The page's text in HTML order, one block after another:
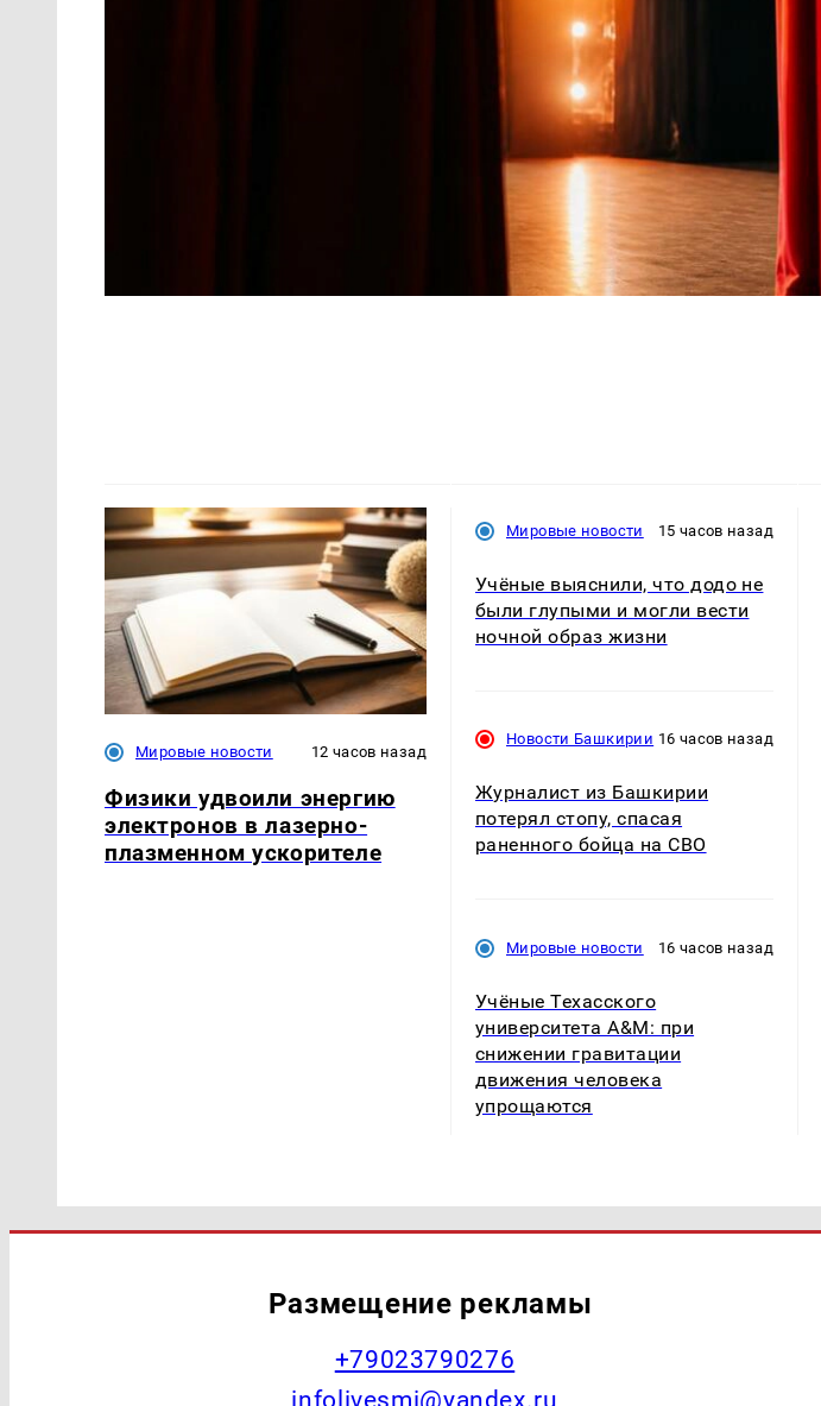
Мировые новости 12 часов назад
Физики удвоили энергию
электронов в лазерно-
плазменном ускорителе
Мировые новости 15 часов назад
Учёные выяснили, что додо не
были глупыми и могли вести
ночной образ жизни
Новости Башкирии 16 часов назад
Журналист из Башкирии
потерял стопу, спасая
раненного бойца на СВО
Мировые новости 16 часов назад
Учёные Техасского
университета A&M: при
снижении гравитации
движения человека
упрощаются
Размещение рекламы
+79023790276
infolivesmi@yandex.ru